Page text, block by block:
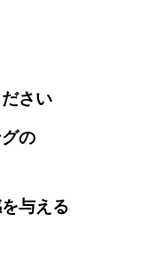
さい
の
与える